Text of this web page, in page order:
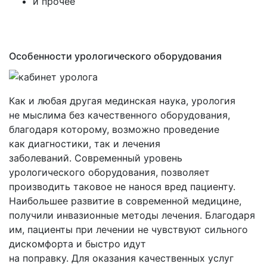
Ингаляторы Альбедо
Фототерапевтические транскраниальные
Прочее
Особенности урологического оборудования
Как и любая другая мединская наука, урология
не мыслима без качественного оборудования,
благодаря которому, возможно проведение
как диагностики, так и лечения
заболеваний. Современный уровень
урологического оборудования, позволяет
производить таковое не нанося вред пациенту.
Наибольшее развитие в современной медицине,
получили инвазионные методы лечения. Благодаря
им, пациенты при лечении не чувствуют сильного
дискомфорта и быстро идут
на поправку. Для оказания качественных услуг